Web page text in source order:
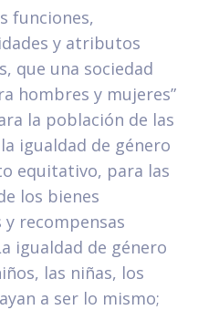
funciones,
y atributos
que una sociedad
hombres y mujeres”
la población de las
igualdad de género
equitativo, para las
los bienes
recompensas
igualdad de género
las niñas, los
a ser lo mismo;